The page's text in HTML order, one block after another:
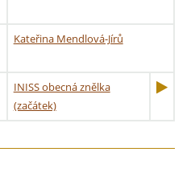
Kateřina Mendlová-Jírů
INISS obecná znělka
(začátek)